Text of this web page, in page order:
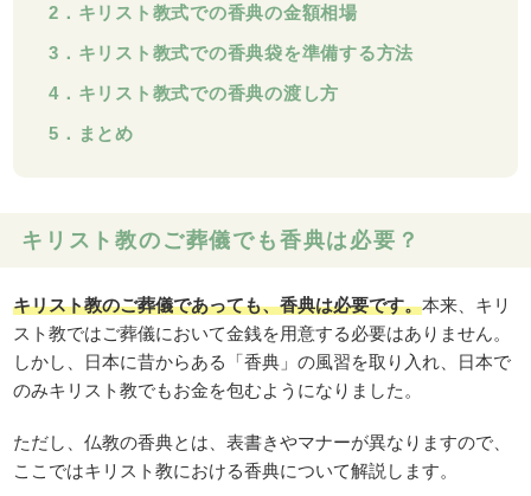
2．キリスト教式での香典の金額相場
3．キリスト教式での香典袋を準備する方法
4．キリスト教式での香典の渡し方
5．まとめ
キリスト教のご葬儀でも香典は必要？
キリスト教のご葬儀であっても、香典は必要です。本来、キリ
スト教ではご葬儀において金銭を用意する必要はありません。
しかし、日本に昔からある「香典」の風習を取り入れ、日本で
のみキリスト教でもお金を包むようになりました。
ただし、仏教の香典とは、表書きやマナーが異なりますので、
ここではキリスト教における香典について解説します。